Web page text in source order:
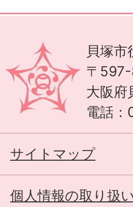
貝塚市
〒
大阪府
電話
サイトマップ
個人情報の取り扱